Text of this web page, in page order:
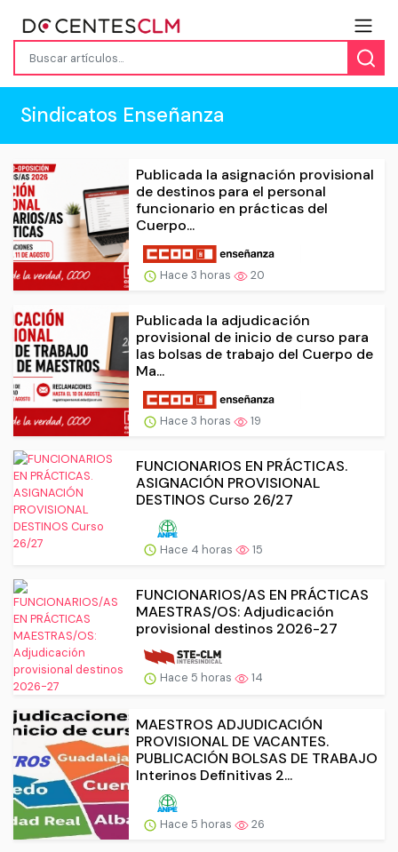
Sindicatos Enseñanza
Publicada la asignación provisional
de destinos para el personal
funcionario en prácticas del
Cuerpo...
Hace 3 horas 20
Publicada la adjudicación
provisional de inicio de curso para
las bolsas de trabajo del Cuerpo de
Ma...
Hace 3 horas 19
FUNCIONARIOS EN PRÁCTICAS.
ASIGNACIÓN PROVISIONAL
DESTINOS Curso 26/27
Hace 4 horas 15
FUNCIONARIOS/AS EN PRÁCTICAS
MAESTRAS/OS: Adjudicación
provisional destinos 2026-27
Hace 5 horas 14
MAESTROS ADJUDICACIÓN
PROVISIONAL DE VACANTES.
PUBLICACIÓN BOLSAS DE TRABAJO
Interinos Definitivas 2...
Hace 5 horas 26